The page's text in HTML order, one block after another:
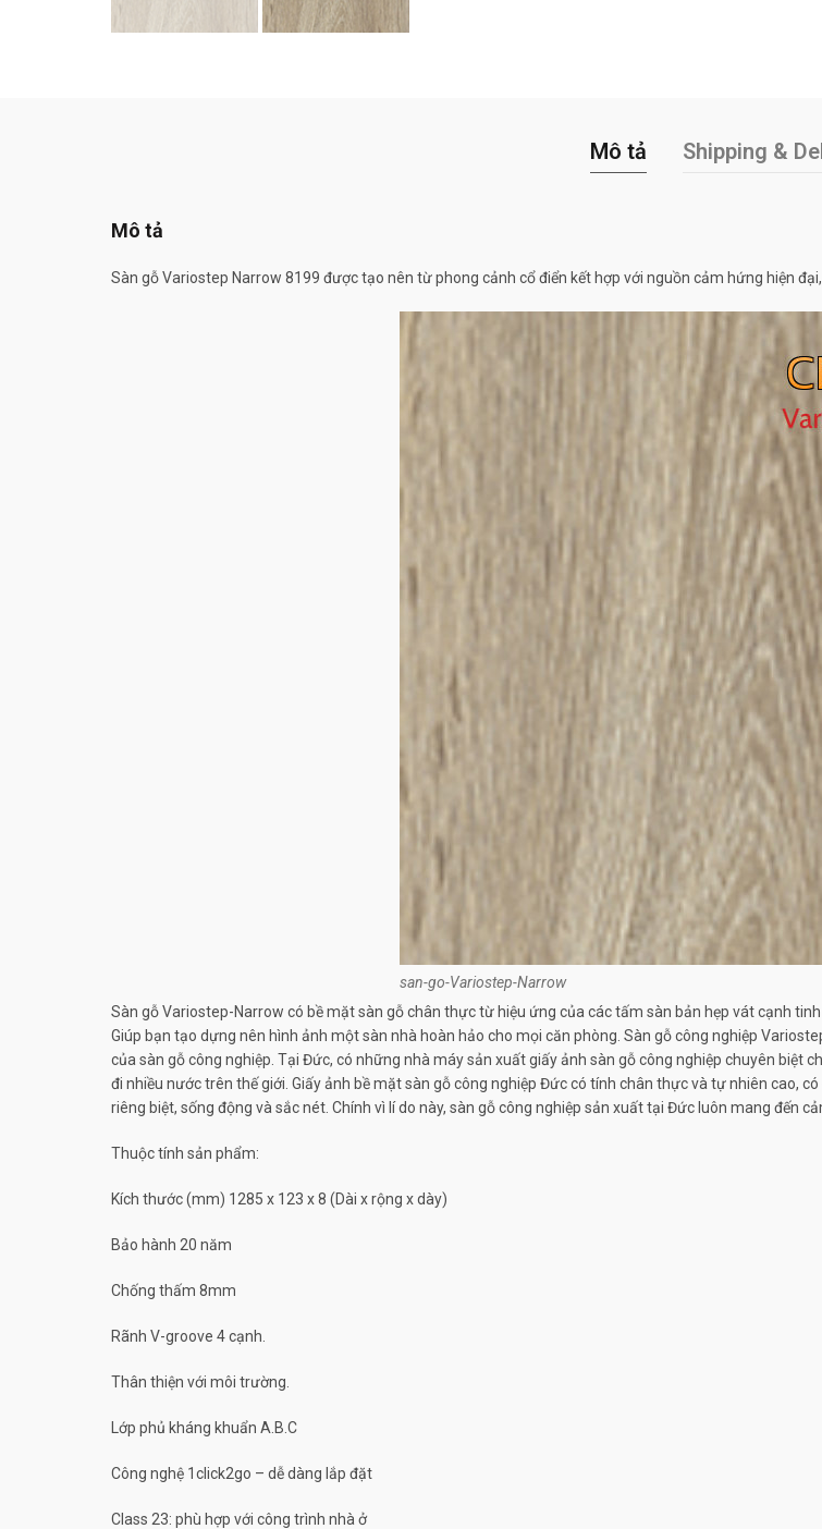
Mô tả Shipping &
Mô tả
Sàn gỗ Variostep Narrow 8199 được tạo nên từ phong cảnh cổ điển kết hợp với nguồn cảm hứng hiện đại,
san-go-Variostep-Narrow
Sàn gỗ Variostep-Narrow có bề mặt sàn gỗ chân thực từ hiệu ứng của các tấm sàn bản hẹp vát cạnh
Giúp bạn tạo dựng nên hình ảnh một sàn nhà hoàn hảo cho mọi căn phòng. Sàn gỗ công nghiệp
của sàn gỗ công nghiệp. Tại Đức, có những nhà máy sản xuất giấy ảnh sàn gỗ công nghiệp chuyên biệt
đi nhiều nước trên thế giới. Giấy ảnh bề mặt sàn gỗ công nghiệp Đức có tính chân thực và tự nhiên cao,
riêng biệt, sống động và sắc nét. Chính vì lí do này, sàn gỗ công nghiệp sản xuất tại Đức luôn mang đến
Thuộc tính sản phẩm:
Kích thước (mm) 1285 x 123 x 8 (Dài x rộng x dày)
Bảo hành 20 năm
Chống thấm 8mm
Rãnh V-groove 4 cạnh.
Thân thiện với môi trường.
Lớp phủ kháng khuẩn A.B.C
Công nghệ 1click2go – dễ dàng lắp đặt
Class 23: phù hợp với công trình nhà ở